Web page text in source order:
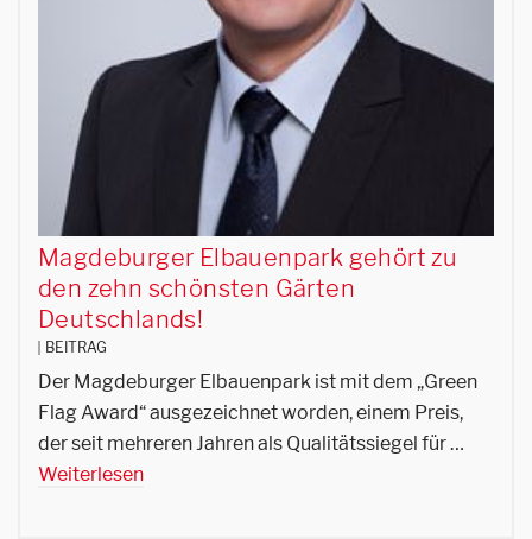
Magdeburger Elbauenpark gehört zu
den zehn schönsten Gärten
Deutschlands!
BEITRAG
Der Magdeburger Elbauenpark ist mit dem „Green
Flag Award“ ausgezeichnet worden, einem Preis,
der seit mehreren Jahren als Qualitätssiegel für …
Weiterlesen